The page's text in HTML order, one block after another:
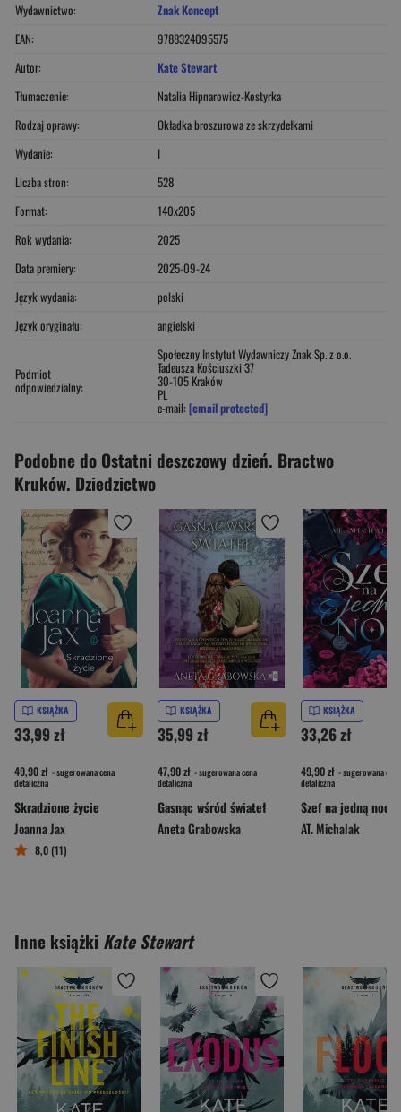
Wydawnictwo:
Znak Koncept
EAN:
9788324095575
Autor:
Kate Stewart
Tłumaczenie:
Natalia Hipnarowicz-Kostyrka
Rodzaj oprawy:
Okładka broszurowa ze skrzydełkami
Wydanie:
I
Liczba stron:
528
Format:
140x205
Rok wydania:
2025
Data premiery:
2025-09-24
Język wydania:
polski
Język oryginału:
angielski
Podmiot
odpowiedzialny:
Społeczny Instytut Wydawniczy Znak Sp. z o.o.
Tadeusza Kościuszki 37
30-105 Kraków
PL
e-mail: [email protected]
Podobne do Ostatni deszczowy dzień. Bractwo
Kruków. Dziedzictwo
KSIĄŻKA
33,99 zł
49,90 zł - sugerowana cena
detaliczna
Skradzione życie
Joanna Jax
8,0 (11)
KSIĄŻKA
35,99 zł
47,90 zł - sugerowana cena
detaliczna
Gasnąc wśród świateł
Aneta Grabowska
KSIĄŻKA
33,26 zł
49,90 zł - sugerowana cena
detaliczna
Szef na jedną noc
AT. Michalak
Inne książki Kate Stewart